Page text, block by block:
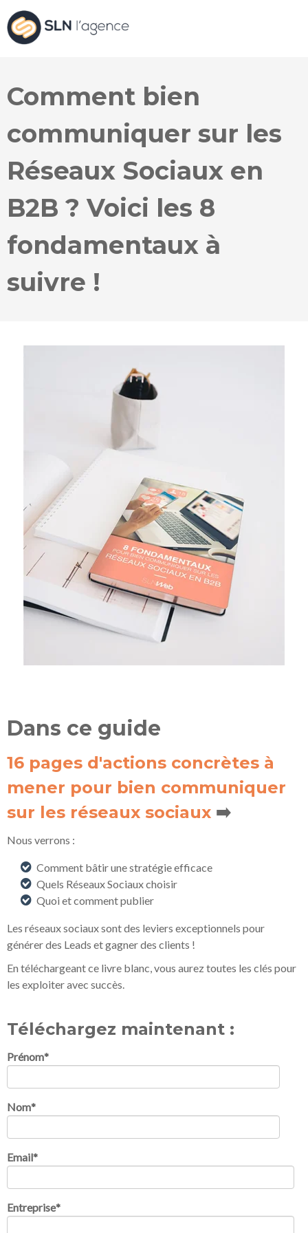
Comment bien
communiquer sur les
Réseaux Sociaux en
B2B ? Voici les 8
fondamentaux à
suivre !
Dans ce guide
16 pages d'actions concrètes à
mener pour bien communiquer
sur les réseaux sociaux ➡️
Nous verrons :
Comment bâtir une stratégie efficace
Quels Réseaux Sociaux choisir
Quoi et comment publier
Les réseaux sociaux sont des leviers exceptionnels pour
générer des Leads et gagner des clients !
En téléchargeant ce livre blanc, vous aurez toutes les clés pour
les exploiter avec succès.
Téléchargez maintenant :
Prénom*
Nom*
Email*
Entreprise*